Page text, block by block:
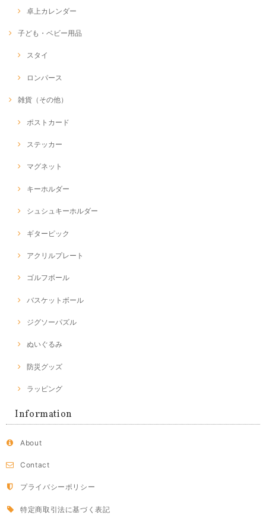
卓上カレンダー
子ども・ベビー用品
スタイ
ロンパース
雑貨（その他）
ポストカード
ステッカー
マグネット
キーホルダー
シュシュキーホルダー
ギターピック
アクリルプレート
ゴルフボール
バスケットボール
ジグソーパズル
ぬいぐるみ
防災グッズ
ラッピング
Information
About
Contact
プライバシーポリシー
特定商取引法に基づく表記